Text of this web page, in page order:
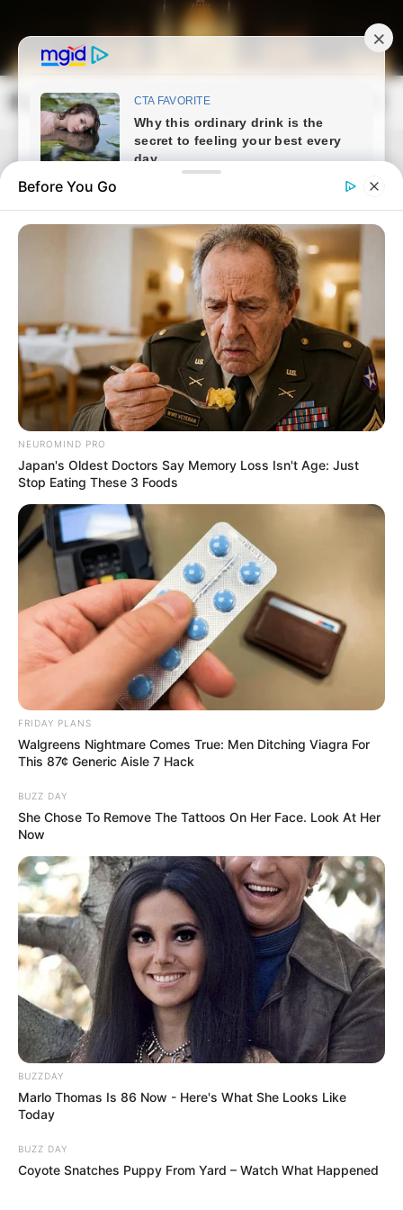
content
Magyarország Kincsei
Posted
in
Friss hírek
Magyar Péter olyat írt ki Péntek
délután, hogy egyetlen óra alatt
25 ezren kedvelték be az írását..
Ezt Orbán nem teszi zsebre!
bySzerző • July 16, 2025
Before You Go
NEUROMIND PRO
Japan's Oldest Doctors Say Memory Loss Isn't Age: Just
Stop Eating These 3 Foods
FRIDAY PLANS
Walgreens Nightmare Comes True: Men Ditching Viagra For
This 87¢ Generic Aisle 7 Hack
BUZZ DAY
She Chose To Remove The Tattoos On Her Face. Look At Her
Now
BUZZDAY
Marlo Thomas Is 86 Now - Here's What She Looks Like
Today
BUZZ DAY
Coyote Snatches Puppy From Yard – Watch What Happened